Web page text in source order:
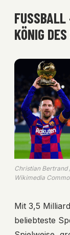
FUSSBALL
ÖNIG DES
Christian Bertrand
Wikimedia
Mit 3,5
beliebteste